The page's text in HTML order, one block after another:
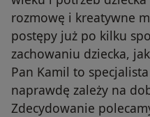
rozmowę i kreatywne
postępy już po kilku
zachowaniu dziecka,
Pan Kamil to
naprawdę zależy na
Zdecydowanie